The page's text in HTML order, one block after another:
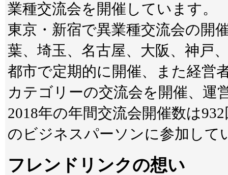
業種交流会を開催しています。
東京・新宿で異業種交流会の開
葉、埼玉、名古屋、大阪、神戸
都市で定期的に開催、また経営
カテゴリーの交流会を開催、運
2018年の年間交流会開催数は
のビジネスパーソンに参加して
フレンドリンクの想い